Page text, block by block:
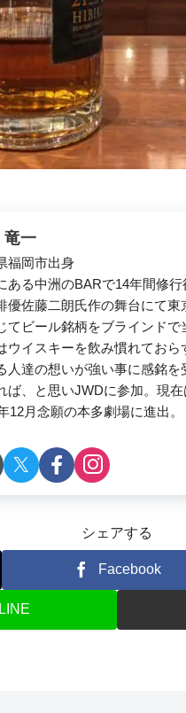
竜一
福岡市出身
ある中洲のBARで14年間修
優佐藤二朗氏作の舞台にて
てビール銘柄をブラインドで
ウイスキーを飲み慣れてお
人達の想いが強い事に感銘
ば、と思いJWDに参加。現在
12月念願の本多劇場に進出。
シェアする
Facebook
LINE